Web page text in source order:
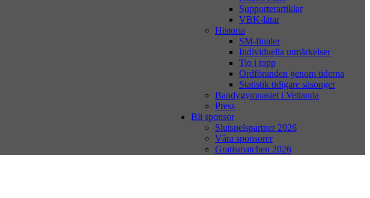
Supporterartiklar
VBK-låtar
Historia
SM-finaler
Individuella utmärkelser
Tio i topp
Ordföranden genom tiderna
Statistik tidigare säsonger
Bandygymnasiet i Vetlanda
Press
Bli sponsor
Slutspelspartner 2026
Våra sponsorer
Gratismatchen 2026